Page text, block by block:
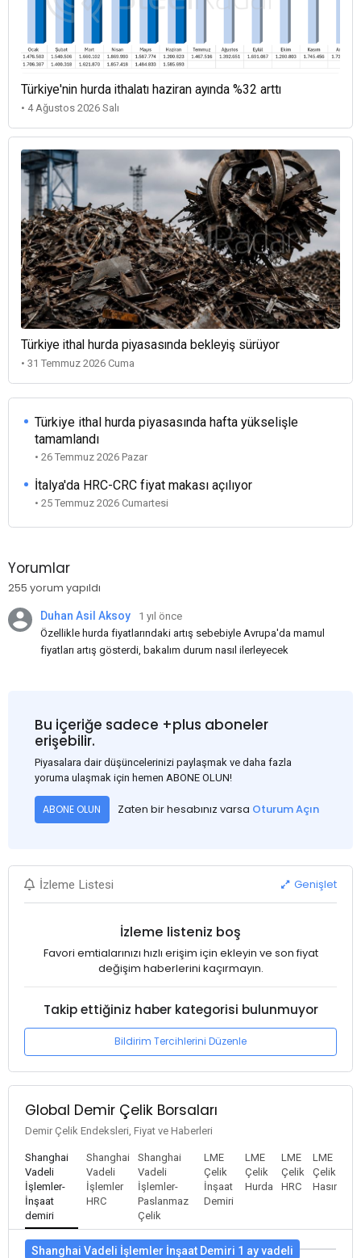
Türkiye'nin hurda ithalatı haziran ayında %32 arttı
• 4 Ağustos 2026 Salı
Türkiye ithal hurda piyasasında bekleyiş sürüyor
• 31 Temmuz 2026 Cuma
Türkiye ithal hurda piyasasında hafta yükselişle
tamamlandı
• 26 Temmuz 2026 Pazar
İtalya'da HRC-CRC fiyat makası açılıyor
• 25 Temmuz 2026 Cumartesi
Yorumlar
255 yorum yapıldı
Duhan Asil Aksoy
1 yıl önce
Özellikle hurda fiyatlarındaki artış sebebiyle Avrupa'da mamul
fiyatları artış gösterdi, bakalım durum nasıl ilerleyecek
Bu içeriğe sadece +plus aboneler
erişebilir.
Piyasalara dair düşüncelerinizi paylaşmak ve daha fazla
yoruma ulaşmak için hemen ABONE OLUN!
ABONE OLUN Zaten bir hesabınız varsa Oturum Açın
İzleme Listesi Genişlet
İzleme listeniz boş
Favori emtialarınızı hızlı erişim için ekleyin ve son fiyat
değişim haberlerini kaçırmayın.
Takip ettiğiniz haber kategorisi bulunmuyor
Bildirim Tercihlerini Düzenle
Global Demir Çelik Borsaları
Demir Çelik Endeksleri, Fiyat ve Haberleri
Shanghai
Vadeli
İşlemler-
İnşaat
demiri
Shanghai
Vadeli
İşlemler
HRC
Shanghai
Vadeli
İşlemler-
Paslanmaz
Çelik
LME
Çelik
İnşaat
Demiri
LME
Çelik
Hurda
LME
Çelik
HRC
LME
Çelik
Hasır
Shanghai Vadeli İşlemler İnşaat Demiri 1 ay vadeli